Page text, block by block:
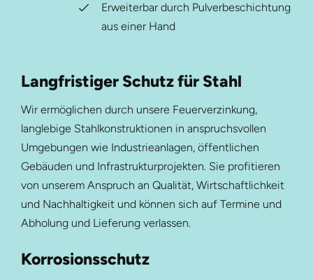
Erweiterbar durch Pulverbeschichtung
aus einer Hand
Langfristiger Schutz für Stahl
Wir ermöglichen durch unsere Feuerverzinkung,
langlebige Stahlkonstruktionen in anspruchsvollen
Umgebungen wie Industrieanlagen, öffentlichen
Gebäuden und Infrastrukturprojekten. Sie profitieren
von unserem Anspruch an Qualität, Wirtschaftlichkeit
und Nachhaltigkeit und können sich auf Termine und
Abholung und Lieferung verlassen.
Korrosionsschutz